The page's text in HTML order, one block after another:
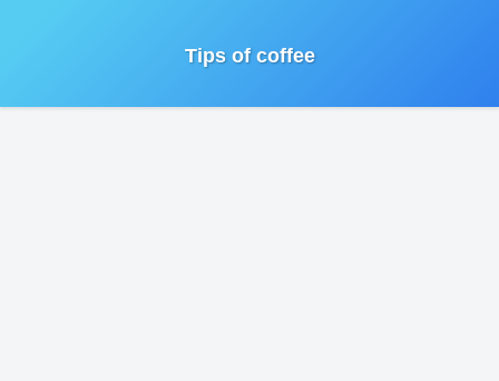
Tips of coffee